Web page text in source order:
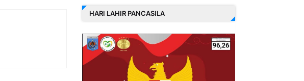
HARI LAHIR PANCASILA